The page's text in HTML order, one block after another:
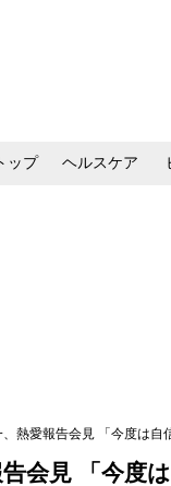
ップ ヘルスケア
、熱愛報告会見 「今度は
会見 「今度